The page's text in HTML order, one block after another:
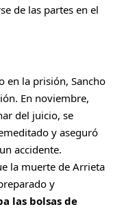
de las partes en el
en la prisión, Sancho
En noviembre,
del juicio, se
y aseguró
accidente.
la muerte de Arrieta
y
las bolsas de